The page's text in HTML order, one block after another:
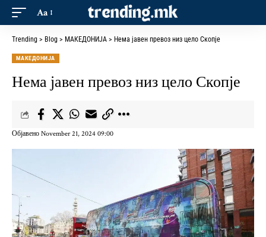
Aa
Trending > Blog > МАКЕДОНИЈА > Нема јавен превоз низ цело Скопје
МАКЕДОНИЈА
Нема јавен превоз низ цело Скопје
Објавено November 21, 2024 09:00